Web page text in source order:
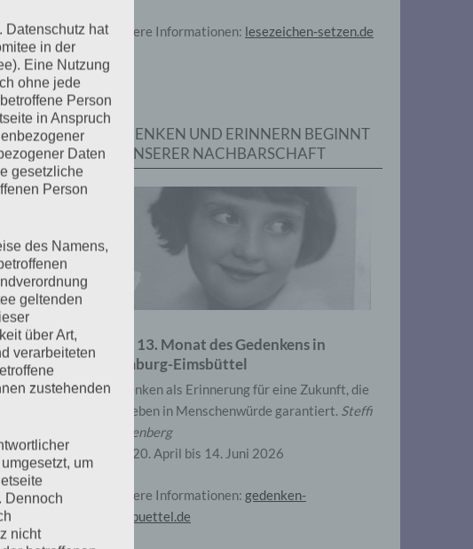
durch
und
...
Weitere Informationen: lesezeichen-setzen.de
GEDENKEN UND ERINNERN BEGINNT
IN UNSERER NACHBARSCHAFT
Zum 13. Monat des Gedenkens in
Hamburg-Eimsbüttel
Gedenken als Erinnerung für eine Zukunft, die
ein Leben in Menschenwürde garantiert. Steffi
Wittenberg
Vom 20. April bis 14. Juni 2026
Weitere Informationen: gedenken-
eimsbuettel.de
Datenschutz hat
in der
Eine Nutzung
ohne jede
Person
in Anspruch
Daten
gesetzliche
Person
des Namens,
geltenden
über Art,
verarbeiteten
zustehenden
um
Dennoch
nicht